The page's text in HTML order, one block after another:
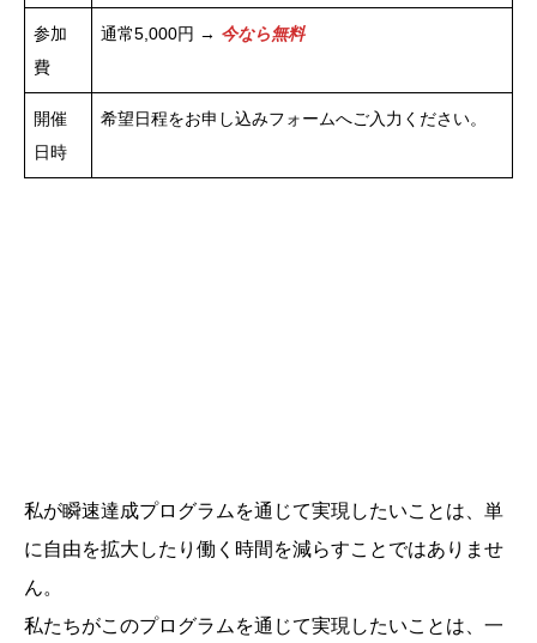
参加
費
通常5,000円 → 今なら無料
開催
日時
希望日程をお申し込みフォームへご入力ください。
私が瞬速達成プログラムを通じて実現したいことは、単
に自由を拡大したり働く時間を減らすことではありませ
ん。
私たちがこのプログラムを通じて実現したいことは、一